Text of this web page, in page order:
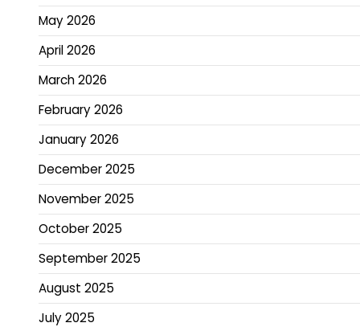
May 2026
April 2026
March 2026
February 2026
January 2026
December 2025
November 2025
October 2025
September 2025
August 2025
July 2025